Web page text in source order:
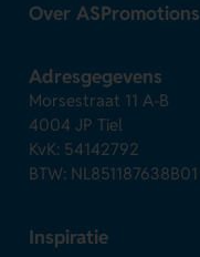
Over ASPromotions
Adresgegevens
Morsestraat 11 A-B
4004 JP Tiel
KvK: 54142792
BTW: NL851187638B01
Inspiratie